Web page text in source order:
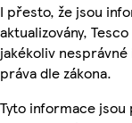
I přesto, že jsou
aktualizovány,
jakékoliv nesprávné
práva dle zákona.
Tyto informace jsou